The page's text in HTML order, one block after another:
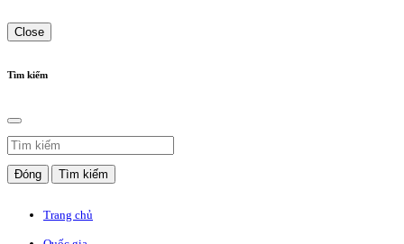
Close
Tìm kiếm
Đóng Tìm kiếm
Trang chủ